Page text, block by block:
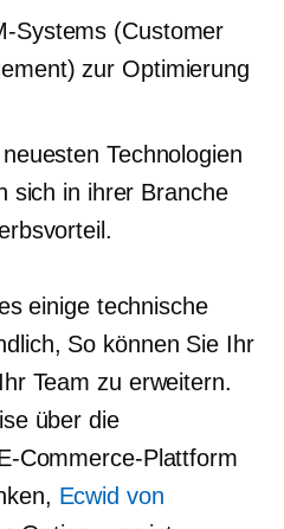
Systems (Customer
zur Optimierung
Technologien
sich in ihrer Branche
einige technische
So können Sie Ihr
Team zu erweitern.
über die
Commerce-Plattform
Ecwid von